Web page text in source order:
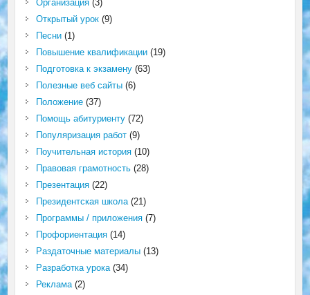
Организация(3)
Открытый урок(9)
Песни(1)
Повышение квалификации(19)
Подготовка к экзамену(63)
Полезные веб сайты(6)
Положение(37)
Помощь абитуриенту(72)
Популяризация работ(9)
Поучительная история(10)
Правовая грамотность(28)
Презентация(22)
Президентская школа(21)
Программы / приложения(7)
Профориентация(14)
Раздаточные материалы(13)
Разработка урока(34)
Реклама(2)